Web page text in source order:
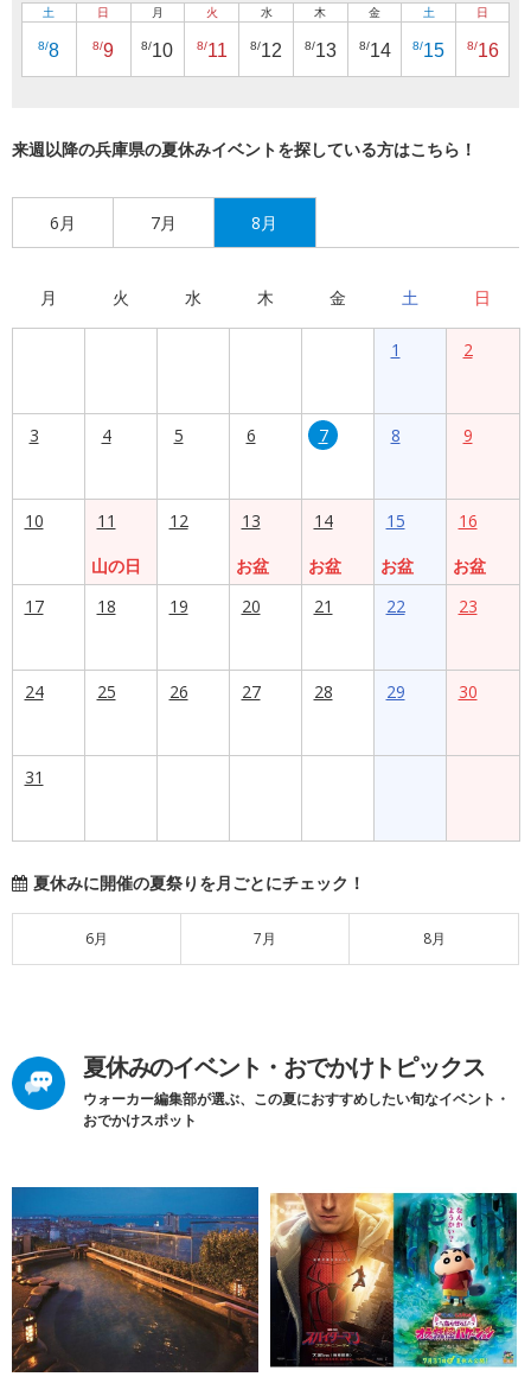
土
8/8
日
8/9
月
8/10
火
8/11
水
8/12
木
8/13
金
8/14
土
8/15
日
8/16
来週以降の兵庫県の夏休みイベントを探している方はこちら！
6月 7月 8月
月 火 水 木 金 土 日
1 2
3 4 5 6 7 8 9
10
11
山の日
12
13
お盆
14
お盆
15
お盆
16
お盆
17
18 19 20 21 22 23
24 25 26 27 28 29 30
31
夏休みに開催の夏祭りを月ごとにチェック！
6月 7月 8月
夏休みのイベント・おでかけトピックス
ウォーカー編集部が選ぶ、この夏におすすめしたい旬なイベント・
おでかけスポット